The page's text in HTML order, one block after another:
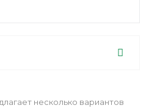
несколько вариантов